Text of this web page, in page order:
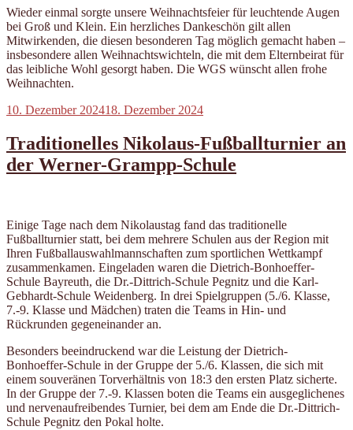
Wieder einmal sorgte unsere Weihnachtsfeier für leuchtende Augen
bei Groß und Klein. Ein herzliches Dankeschön gilt allen
Mitwirkenden, die diesen besonderen Tag möglich gemacht haben –
insbesondere allen Weihnachtswichteln, die mit dem Elternbeirat für
das leibliche Wohl gesorgt haben. Die WGS wünscht allen frohe
Weihnachten.
Veröffentlicht
10. Dezember 202418. Dezember 2024
Traditionelles Nikolaus-Fußballturnier an
der Werner-Grampp-Schule
Einige Tage nach dem Nikolaustag fand das traditionelle
Fußballturnier statt, bei dem mehrere Schulen aus der Region mit
Ihren Fußballauswahlmannschaften zum sportlichen Wettkampf
zusammenkamen. Eingeladen waren die Dietrich-Bonhoeffer-
Schule Bayreuth, die Dr.-Dittrich-Schule Pegnitz und die Karl-
Gebhardt-Schule Weidenberg. In drei Spielgruppen (5./6. Klasse,
7.-9. Klasse und Mädchen) traten die Teams in Hin- und
Rückrunden gegeneinander an.
Besonders beeindruckend war die Leistung der Dietrich-
Bonhoeffer-Schule in der Gruppe der 5./6. Klassen, die sich mit
einem souveränen Torverhältnis von 18:3 den ersten Platz sicherte.
In der Gruppe der 7.-9. Klassen boten die Teams ein ausgeglichenes
und nervenaufreibendes Turnier, bei dem am Ende die Dr.-Dittrich-
Schule Pegnitz den Pokal holte.